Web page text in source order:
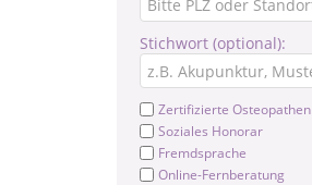
Stichwort (optional):
Zertifizierte Osteopathen
Soziales Honorar
Fremdsprache
Online-Fernberatung